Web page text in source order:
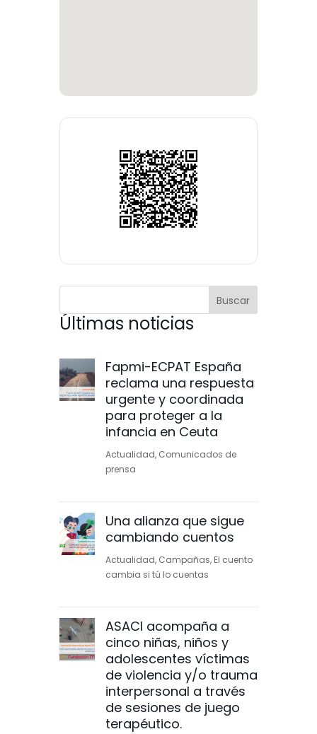
Últimas noticias
Fapmi-ECPAT España
reclama una respuesta
urgente y coordinada
para proteger a la
infancia en Ceuta
Actualidad, Comunicados de
prensa
Una alianza que sigue
cambiando cuentos
Actualidad, Campañas, El cuento
cambia si tú lo cuentas
ASACI acompaña a
cinco niñas, niños y
adolescentes víctimas
de violencia y/o trauma
interpersonal a través
de sesiones de juego
terapéutico.